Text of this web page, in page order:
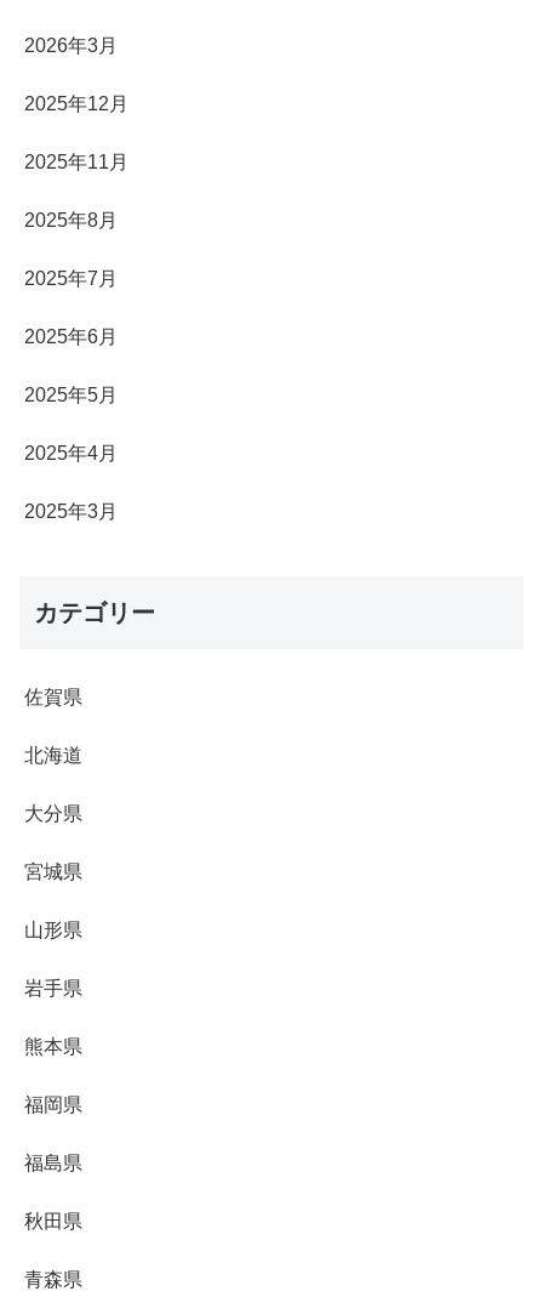
2026年3月
2025年12月
2025年11月
2025年8月
2025年7月
2025年6月
2025年5月
2025年4月
2025年3月
カテゴリー
佐賀県
北海道
大分県
宮城県
山形県
岩手県
熊本県
福岡県
福島県
秋田県
青森県